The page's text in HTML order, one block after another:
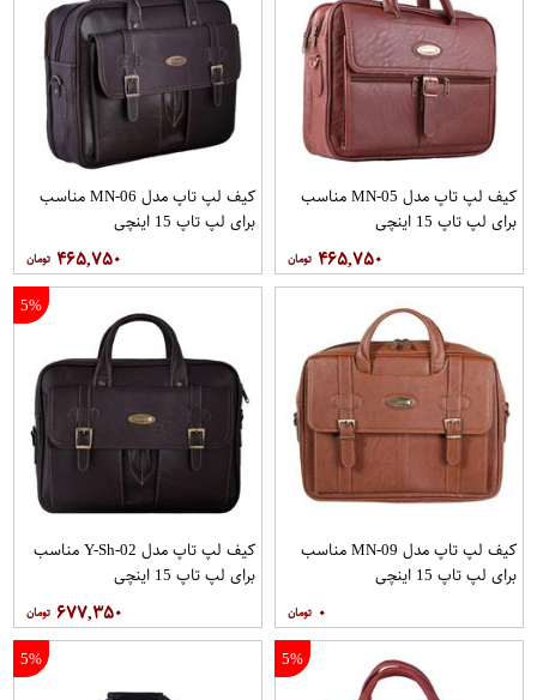
کیف لپ تاپ مدل 05-MN مناسب
برای لپ تاپ 15 اینچی
۴۶۵,۷۵۰
کیف لپ تاپ مدل MN-06 مناسب
برای لپ تاپ 15 اینچی
۴۶۵,۷۵۰
کیف لپ تاپ مدل MN-09 مناسب
برای لپ تاپ 15 اینچی
۰
5%
کیف لپ تاپ مدل Y-Sh-02 مناسب
برای لپ تاپ 15 اینچی
۶۷۷,۳۵۰
5%
5%